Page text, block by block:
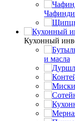
Кухонный
и масла